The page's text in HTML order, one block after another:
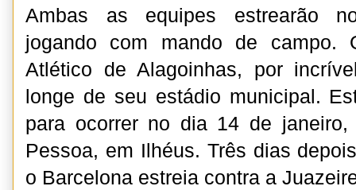
Ambas as equipes estrearão
jogando com mando de campo.
Atlético de Alagoinhas, por
longe de seu estádio municipal.
para ocorrer no dia 14 de
Pessoa, em Ilhéus. Três dias
o Barcelona estreia contra a